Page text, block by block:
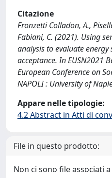
Citazione
Fronzetti Colladon, A.,
Fabiani, C. (2021). Using
analysis to evaluate
acceptance. In EUSN2021
European Conference on
NAPOLI : University of
Appare nelle tipologie:
4.2 Abstract in Atti di
File in questo prodotto:
Non ci sono file associati